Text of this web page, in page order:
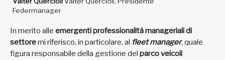
Federmanager
In merito alle emergenti professionalità manageriali di
settoremi riferisco, in particolare, al fleet manager, quale
figura responsabile della gestione del parco veicoli